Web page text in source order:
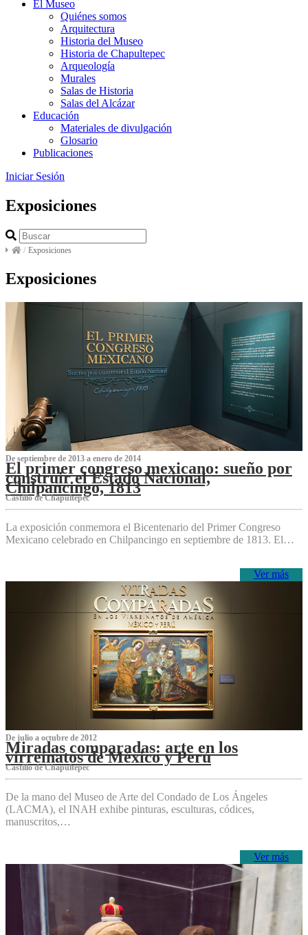
El Museo
Quiénes somos
Arquitectura
Historia del Museo
Historia de Chapultepec
Arqueología
Murales
Salas de Historia
Salas del Alcázar
Educación
Materiales de divulgación
Glosario
Publicaciones
Iniciar Sesión
Exposiciones
/ Exposiciones
Exposiciones
De septiembre de 2013 a enero de 2014
El primer congreso mexicano: sueño por
construir el Estado Nacional,
Chilpancingo, 1813
Castillo de Chapultepec
La exposición conmemora el Bicentenario del Primer Congreso
Mexicano celebrado en Chilpancingo en septiembre de 1813. El…
Ver más
De julio a octubre de 2012
Miradas comparadas: arte en los
virreinatos de México y Perú
Castillo de Chapultepec
De la mano del Museo de Arte del Condado de Los Ángeles
(LACMA), el INAH exhibe pinturas, esculturas, códices,
manuscritos,…
Ver más